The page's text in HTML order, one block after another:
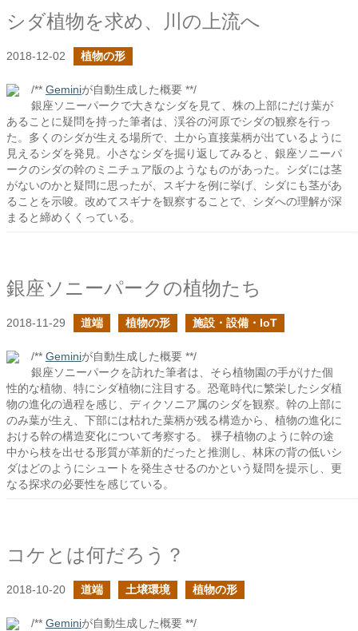
シダ植物を求め、川の上流へ
2018-12-02 植物の形
/** Geminiが自動生成した概要 **/
銀座ソニーパークで大きなシダを見て、株の上部にだけ葉が
あることに疑問を持った筆者は、渓谷の河原でシダの観察を行っ
た。多くのシダが生える場所で、土から直接葉柄が出ているように
見えるシダを発見。小さなシダを掘り返してみると、銀座ソニーパ
ークのシダの幹のミニチュア版のようなものがあった。シダには茎
がないのかと疑問に思ったが、スギナを例に挙げ、シダにも茎があ
ることを示唆。改めてスギナを観察することで、シダへの理解が深
まると締めくくっている。
銀座ソニーパークの植物たち
2018-11-29 道端 植物の形 施設・設備・IoT
/** Geminiが自動生成した概要 **/
銀座ソニーパークを訪れた筆者は、そら植物園の手がけた個
性的な植物、特にシダ植物に注目する。恐竜時代に繁栄したシダ植
物の進化の過程を感じ、ディクソニア属のシダを観察。幹の上部に
のみ葉が生え、下部には枯れた葉柄が残る構造から、植物の進化に
おける幹の構造変化について考察する。 裸子植物のように幹の途
中から枝を出せる形質が革新的だったと推測し、林床の背の低いシ
ダはどのようにシュートを発生させるのかという疑問を提示し、更
なる探求の必要性を感じている。
コケとは何だろう？
2018-10-20 道端 土壌環境 植物の形
/** Geminiが自動生成した概要 **/